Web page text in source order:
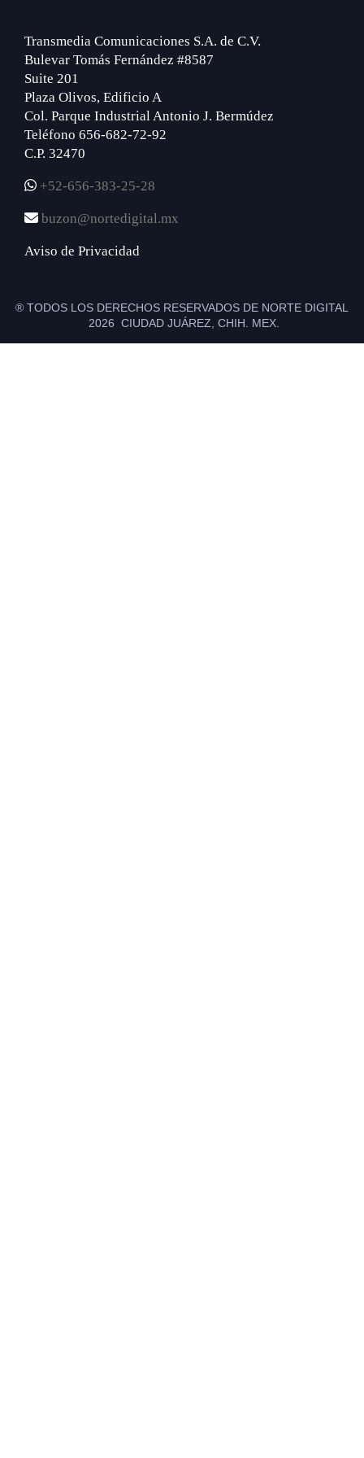
Transmedia Comunicaciones S.A. de C.V.
Bulevar Tomás Fernández #8587
Suite 201
Plaza Olivos, Edificio A
Col. Parque Industrial Antonio J. Bermúdez
Teléfono 656-682-72-92
C.P. 32470
+52-656-383-25-28
buzon@nortedigital.mx
Aviso de Privacidad
® TODOS LOS DERECHOS RESERVADOS DE NORTE DIGITAL
2026 CIUDAD JUÁREZ, CHIH. MEX.